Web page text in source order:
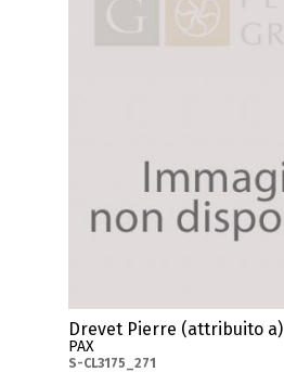
Drevet Pierre (attribuito a)
PAX
S-CL3175_271